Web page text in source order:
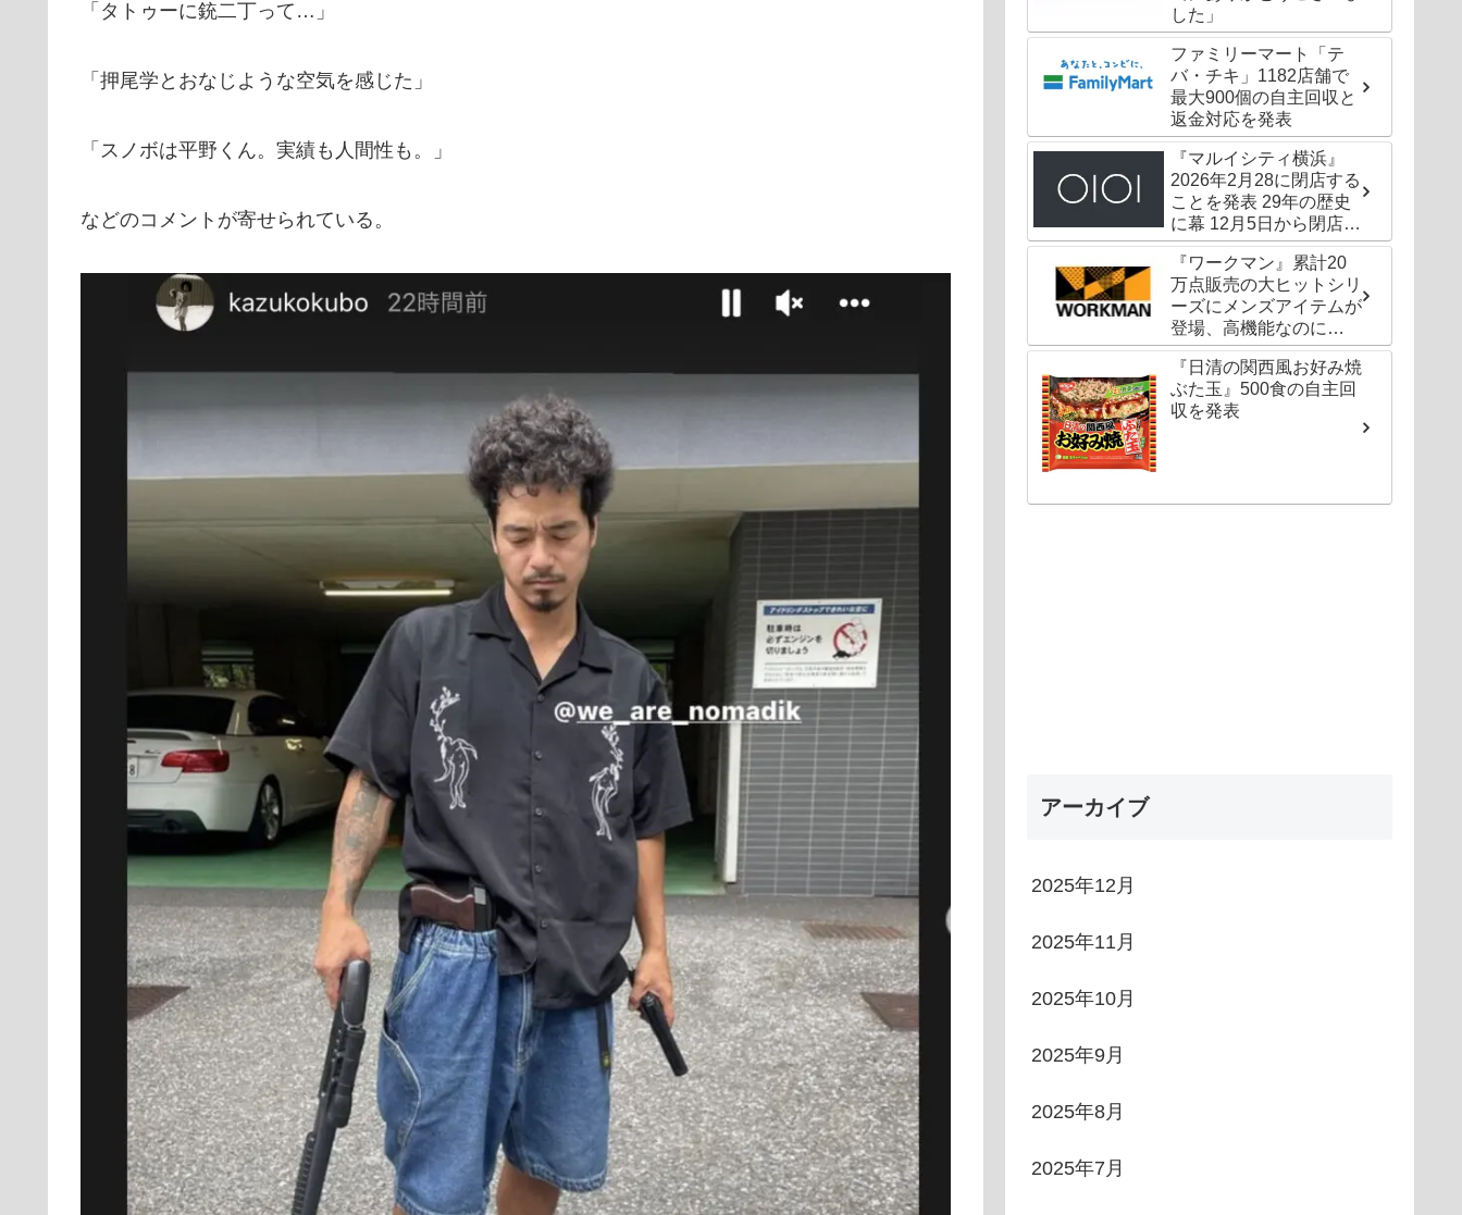
「タトゥーに銃二丁って…」
「押尾学とおなじような空気を感じた」
「スノボは平野くん。実績も人間性も。」
などのコメントが寄せられている。
した」
ファミリーマート「テ
バ・チキ」1182店舗で
最大900個の自主回収と
返金対応を発表
『マルイシティ横浜』
2026年2月28に閉店する
ことを発表 29年の歴史
に幕 12月5日から閉店セ
ールも
『ワークマン』累計20
万点販売の大ヒットシリ
ーズにメンズアイテムが
登場、高機能なのに
1000円以下〜の圧倒的
コスパ
『日清の関西風お好み焼
ぶた玉』500食の自主回
収を発表
アーカイブ
2025年12月
2025年11月
2025年10月
2025年9月
2025年8月
2025年7月